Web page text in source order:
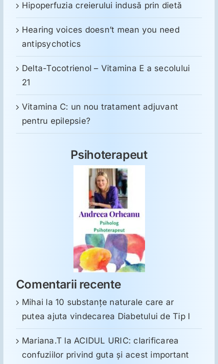
Hipoperfuzia creierului indusă prin dietă
Hearing voices doesn’t mean you need
antipsychotics
Delta-Tocotrienol – Vitamina E a secolului
21
Vitamina C: un nou tratament adjuvant
pentru epilepsie?
Psihoterapeut
Comentarii recente
Mihai la10 substanţe naturale care ar
putea ajuta vindecarea Diabetului de Tip I
Mariana.T la ACIDUL URIC: clarificarea
confuziilor privind guta și acest important